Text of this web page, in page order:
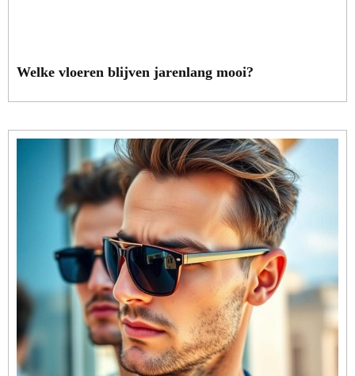
Welke vloeren blijven jarenlang mooi?